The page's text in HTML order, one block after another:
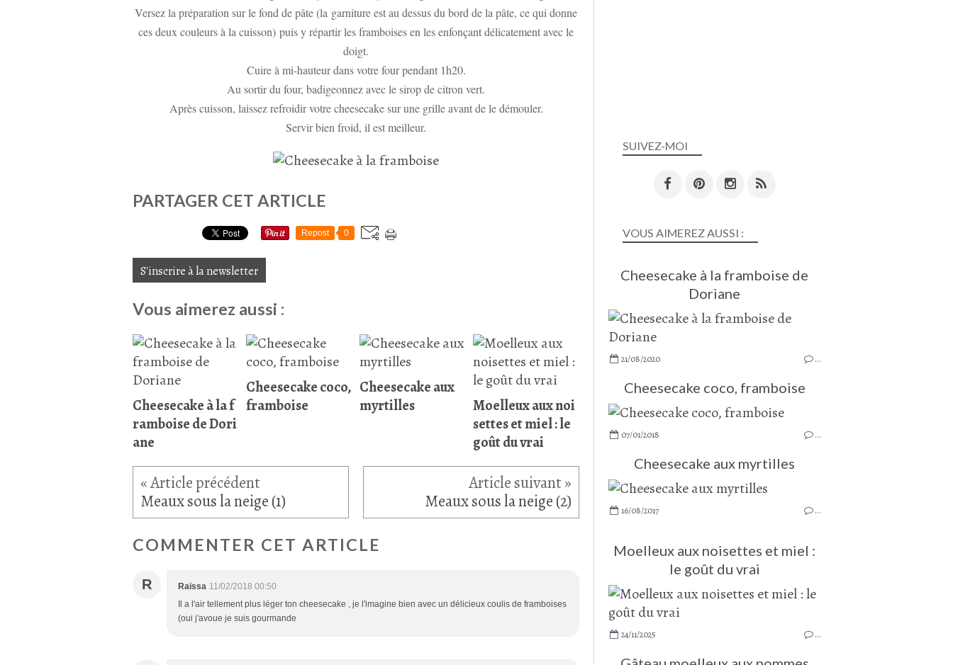
Versez la préparation sur le fond de pâte (la garniture est au dessus du bord de la pâte, ce qui donne
ces deux couleurs à la cuisson) puis y répartir les framboises en les enfonçant délicatement avec le
doigt.
Cuire à mi-hauteur dans votre four pendant 1h20.
Au sortir du four, badigeonnez avec le sirop de citron vert.
Après cuisson, laissez refroidir votre cheesecake sur une grille avant de le démouler.
Servir bien froid, il est meilleur.
PARTAGER CET ARTICLE
Repost 0
S'inscrire à la newsletter
Vous aimerez aussi :
Cheesecake à la f
ramboise de Dori
ane
Cheesecake coco,
framboise
Cheesecake aux
myrtilles
Moelleux aux noi
settes et miel : le
goût du vrai
Meaux sous la neige (1) Meaux sous la neige (2)
COMMENTER CET ARTICLE
R Raïssa 11/02/2018 00:50
Il a l'air tellement plus léger ton cheesecake , je l'imagine bien avec un délicieux coulis de framboises
(oui j'avoue je suis gourmande
SUIVEZ-MOI
VOUS AIMEREZ AUSSI :
Cheesecake à la framboise de
Doriane
21/08/2020 …
Cheesecake coco, framboise
07/01/2018 …
Cheesecake aux myrtilles
16/08/2017 …
Moelleux aux noisettes et miel :
le goût du vrai
24/11/2025 …